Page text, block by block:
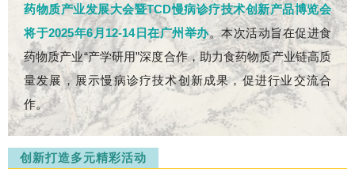
药物质产业发展大会暨TCD慢病诊疗技术创新产品博览会
将于2025年6月12-14日在广州举办。本次活动旨在促进食
药物质产业“产学研用”深度合作，助力食药物质产业链高质
量发展，展示慢病诊疗技术创新成果，促进行业交流合
作。
创新打造多元精彩活动